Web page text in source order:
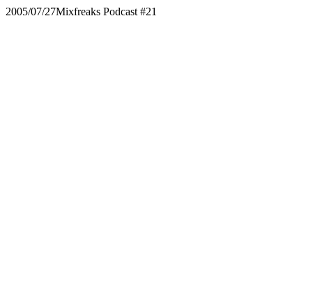
2005/07/27Mixfreaks Podcast #21